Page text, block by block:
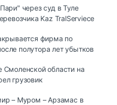
через суд в Туле
Kaz TralServiece
фирма по
полутора лет убытков
Смоленской области на
грузовик
– Муром – Арзамас в